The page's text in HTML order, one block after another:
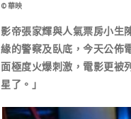
©華映
影帝張家輝與人氣票房小生
緣的警察及臥底，今天公佈
面極度火爆刺激，電影更被
星了。」